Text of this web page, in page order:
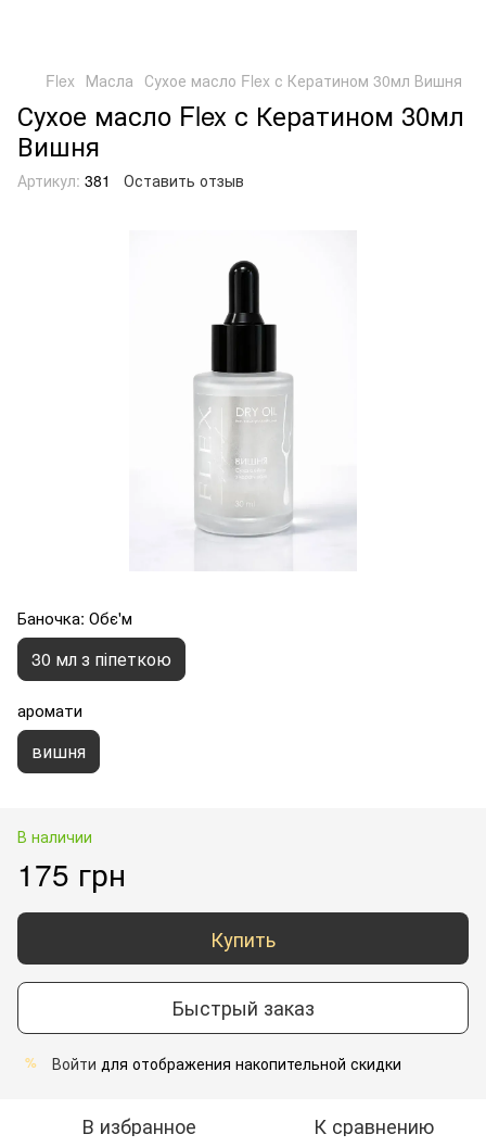
Flex Масла Сухое масло Flex с Кератином 30мл Вишня
Сухое масло Flex с Кератином 30мл
Вишня
Артикул: 381 Оставить отзыв
Баночка: Обє'м
30 мл з піпеткою
аромати
вишня
В наличии
175 грн
Купить
Быстрый заказ
% Войти для отображения накопительной скидки
В избранное К сравнению